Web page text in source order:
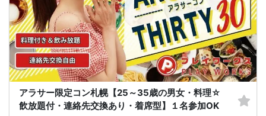
5. 当日は店舗の外ではなく店舗内で受付いたします。店内に入り店員に「街コン
で来た」旨をお伝えください。
6. お釣りの用意はございませんので、出ないようにご準備お願いします。
7. 当日は年齢確認のできる身分証をお持ちください。イベントの対象年齢でない
ことが発覚した場合、参加費を全額徴収し返金はいたしかねます。
8. 15分以上の遅刻はキャンセルとみなす可能性があります。
9. 当日受付にお越しになってからのキャンセル、途中キャンセルは出来ません。
10. イベント中止に伴うユーザーへの返金額は、チケット代金となり、交通費、宿
泊費、通信費等の返金は行いません。
11. 領収書の発行はいたしかねます。
お申し込みが完了した時点で上記すべての事項に同意したと判断いたします。
8/16(日)20代コン札幌
アラサー限定コン札幌【25～35歳の男女・料理☆
飲放題付・連絡先交換あり・着席型】１名参加OK